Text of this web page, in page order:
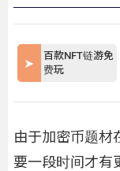
百款NFT链游免
费玩
由于加密币题材
要一段时间才有